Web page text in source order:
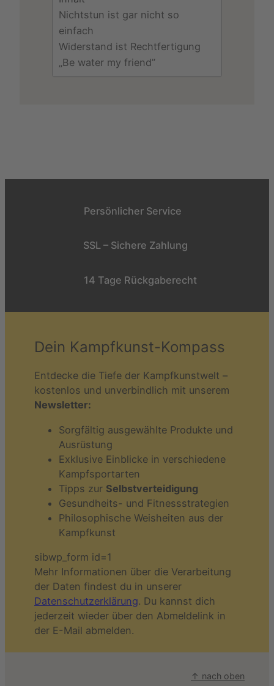
Nichtstun ist gar nicht so
einfach
Widerstand ist Rechtfertigung
„Be water my friend”
Persönlicher Service
SSL – Sichere Zahlung
14 Tage Rückgaberecht
Dein Kampfkunst-Kompass
Entdecke die Tiefe der Kampfkunstwelt –
kostenlos und unverbindlich mit unserem
Newsletter:
Sorgfältig ausgewählte Produkte und
Ausrüstung
Exklusive Einblicke in verschiedene
Kampfsportarten
Tipps zur Selbstverteidigung
Gesundheits- und Fitnessstrategien
Philosophische Weisheiten aus der
Kampfkunst
sibwp_form id=1
Mehr Informationen über die Verarbeitung
der Daten findest du in unserer
Datenschutzerklärung. Du kannst dich
jederzeit wieder über den Abmeldelink in
der E-Mail abmelden.
↑ nach oben